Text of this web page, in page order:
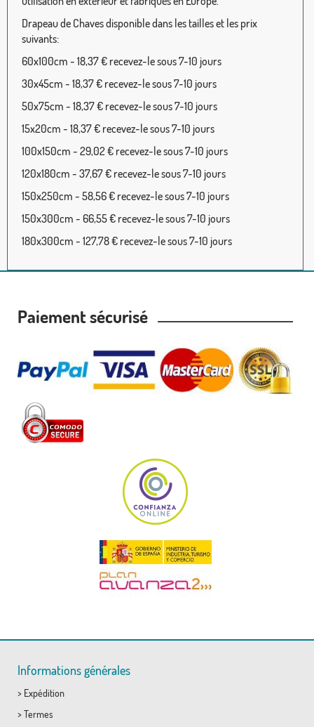
Drapeau de Chaves disponible dans les tailles et les prix
suivants:
60x100cm - 18,37 € recevez-le sous 7-10 jours
30x45cm - 18,37 € recevez-le sous 7-10 jours
50x75cm - 18,37 € recevez-le sous 7-10 jours
15x20cm - 18,37 € recevez-le sous 7-10 jours
100x150cm - 29,02 € recevez-le sous 7-10 jours
120x180cm - 37,67 € recevez-le sous 7-10 jours
150x250cm - 58,56 € recevez-le sous 7-10 jours
150x300cm - 66,55 € recevez-le sous 7-10 jours
180x300cm - 127,78 € recevez-le sous 7-10 jours
Paiement sécurisé
Informations générales
> Expédition
> Termes